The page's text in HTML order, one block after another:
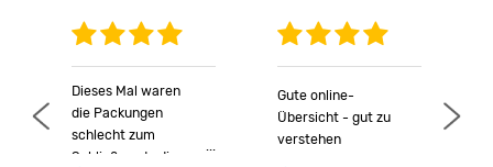
Anonymer Nutzer Anonymer Nutzer
Dieses Mal waren
die Packungen
schlecht zum
Schließen, da die
Gute online-
Übersicht - gut zu
verstehen